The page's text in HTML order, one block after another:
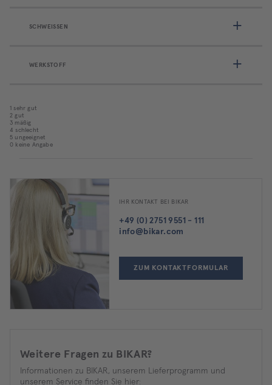
SCHWEISSEN
WERKSTOFF
1 sehr gut
2 gut
3 mäßig
4 schlecht
5 ungeeignet
0 keine Angabe
IHR KONTAKT BEI BIKAR
+49 (0) 2751 9551 - 111
info@bikar.com
ZUM KONTAKTFORMULAR
Weitere Fragen zu BIKAR?
Informationen zu BIKAR, unserem Lieferprogramm und
unserem Service finden Sie hier: